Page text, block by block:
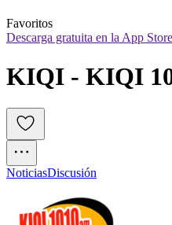
Favoritos
Descarga gratuita en la App Store
KIQI - KIQI
NoticiasDiscusión